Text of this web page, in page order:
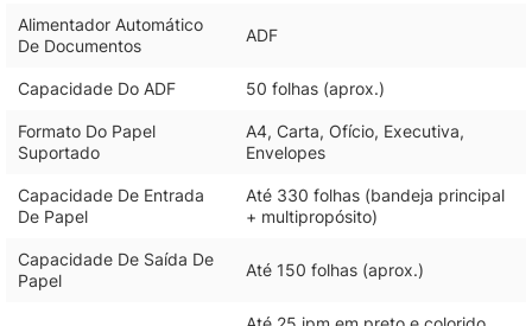
Alimentador Automático
De Documentos
ADF
Capacidade Do ADF 50 folhas (aprox.)
Formato Do Papel
Suportado
A4, Carta, Ofício, Executiva,
Envelopes
Capacidade De Entrada
De Papel
Até 330 folhas (bandeja principal
+ multipropósito)
Capacidade De Saída De
Papel
Até 150 folhas (aprox.)